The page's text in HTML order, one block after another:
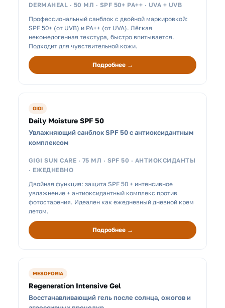
DERMAHEAL · 50 МЛ · SPF 50+ PA++ · UVA + UVB
Профессиональный санблок с двойной маркировкой:
SPF 50+ (от UVB) и PA++ (от UVA). Лёгкая
некомедогенная текстура, быстро впитывается.
Подходит для чувствительной кожи.
Подробнее →
GIGI
Daily Moisture SPF 50
Увлажняющий санблок SPF 50 с антиоксидантным
комплексом
GIGI SUN CARE · 75 МЛ · SPF 50 · АНТИОКСИДАНТЫ
· ЕЖЕДНЕВНО
Двойная функция: защита SPF 50 + интенсивное
увлажнение + антиоксидантный комплекс против
фотостарения. Идеален как ежедневный дневной крем
летом.
Подробнее →
MESOFORIA
Regeneration Intensive Gel
Восстанавливающий гель после солнца, ожогов и